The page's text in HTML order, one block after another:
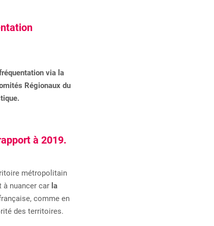
via la
Régionaux du
à 2019.
métropolitain
à nuancer car la
comme en
des territoires.